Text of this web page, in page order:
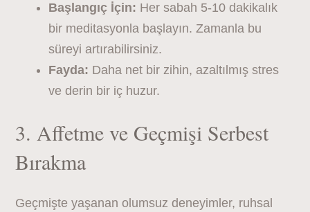
Başlangıç İçin: Her sabah 5-10 dakikalık
bir meditasyonla başlayın. Zamanla bu
süreyi artırabilirsiniz.
Fayda: Daha net bir zihin, azaltılmış stres
ve derin bir iç huzur.
3. Affetme ve Geçmişi Serbest
Bırakma
Geçmişte yaşanan olumsuz deneyimler, ruhsal